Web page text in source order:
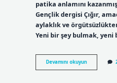
patika anlamını
Gençlik dergisi Çığır,
aylaklık ve
Yeni bir şey bulmak,
Devamını okuyunAçtığı
Çığırdan